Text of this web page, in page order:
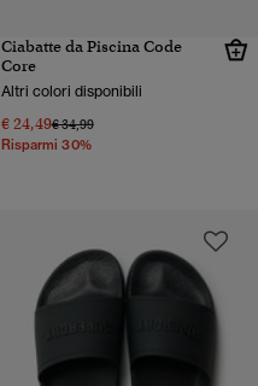
Ciabatte da Piscina Code
Core
Altri colori disponibili
€ 24,49Prezzo ridotto da
€ 34,99a
Risparmi 30%